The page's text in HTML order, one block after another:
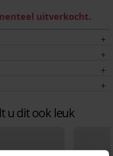
uitverkocht.
u dit ook leuk